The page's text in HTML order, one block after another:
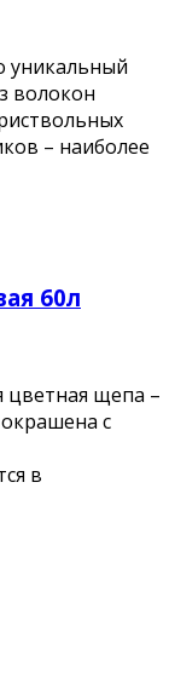
уникальный
волокон
– наиболее
60л
цветная щепа –
с
в